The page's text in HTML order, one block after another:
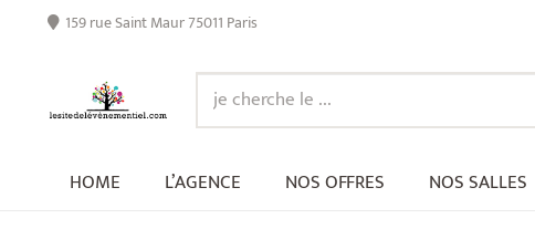
159 rue Saint Maur 75011 Paris
HOME L’AGENCE NOS OFFRES NOS SALLES